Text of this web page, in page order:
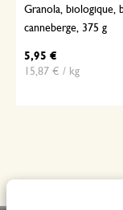
Granola, biologique,
canneberge, 375 g
5,95 €
15,87 € / kg